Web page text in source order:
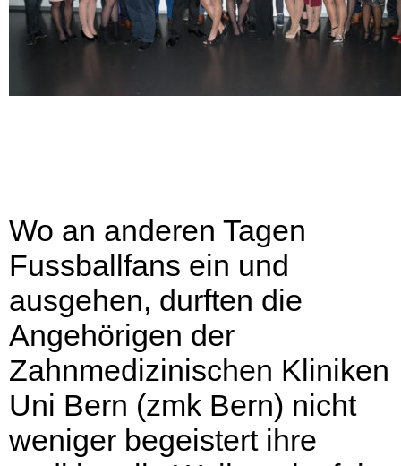
Wo an anderen Tagen
Fussballfans ein und
ausgehen, durften die
Angehörigen der
Zahnmedizinischen Kliniken
Uni Bern (zmk Bern) nicht
weniger begeistert ihre